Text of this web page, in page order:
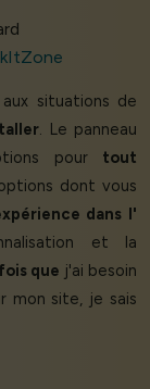
situations de
. Le panneau
pour tout
dont vous
dans l'
et la
que j'ai besoin
mon site, je sais